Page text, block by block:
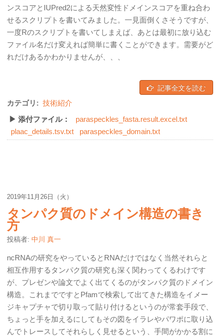
ンスコアとIUPred2による天然変性ドメインスコアを重ね合わ
せるスクリプトを書いてみました。一見面倒くさそうですが、
一度Rのスクリプトを書いてしまえば、あとは最初に放り込む
ファイル名だけ変えれば簡単に書くことができます。需要がど
れだけあるかわかりませんが、、、
記事全文を読む
カテゴリ: 技術紹介
▶ 添付ファイル：
paraspeckles_fasta.result.excel.txt
plaac_details.tsv.txt
paraspeckles_domain.txt
2019年11月26日（火）
タンパク質のドメイン構造の書き
方
投稿者: 中川 真一
ncRNAの研究をやっているとRNAだけではなく当然それらと
相互作用するタンパク質の研究も深く関わってくるわけです
が、プレゼンや論文でよく出てくるのがタンパク質のドメイン
構造。これまでですとPfamで検索して出てきた構造をイメー
ジキャプチャで切り取って貼り付けるというのが常套手段で、
ちょっと手を加えるにしてもその図をイラレやパワポに取り込
んでトレースしてそれらしく見せるという、手間がかかる割に